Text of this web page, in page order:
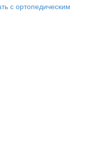
с ортопедическим